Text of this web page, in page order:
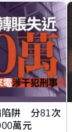
陷阱 分81次
萬元